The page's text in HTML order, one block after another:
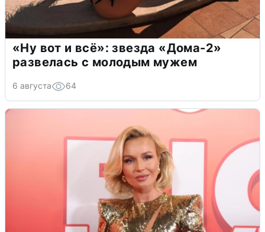
«Ну вот и всё»: звезда «Дома-2»
развелась с молодым мужем
6 августа 64